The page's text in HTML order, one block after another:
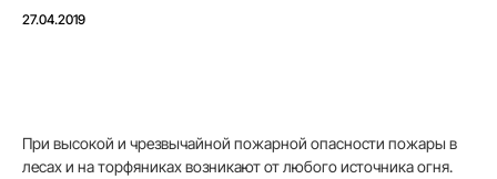
27.04.2019
При высокой и чрезвычайной пожарной опасности пожары в
лесах и на торфяниках возникают от любого источника огня.